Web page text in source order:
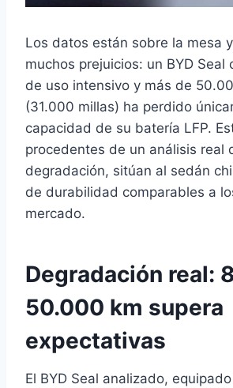
Los datos están sobre la mesa
muchos prejuicios: un BYD Seal
de uso intensivo y más de
(31.000 millas) ha perdido
capacidad de su batería LFP.
procedentes de un análisis real
degradación, sitúan al sedán
de durabilidad comparables a
mercado.
Degradación real:
50.000 km supera
expectativas
El BYD Seal analizado,